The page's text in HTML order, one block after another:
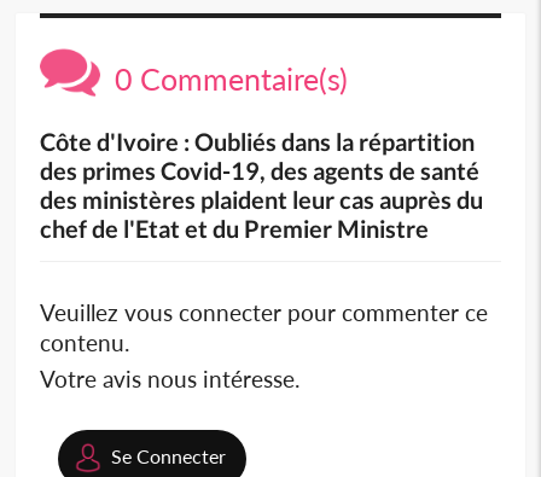
0 Commentaire(s)
Côte d'Ivoire : Oubliés dans la répartition
des primes Covid-19, des agents de santé
des ministères plaident leur cas auprès du
chef de l'Etat et du Premier Ministre
Veuillez vous connecter pour commenter ce
contenu.
Votre avis nous intéresse.
Se Connecter